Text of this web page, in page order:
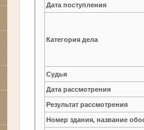
Дата поступления
Категория дела
Судья
Дата рассмотрения
Результат рассмотрения
Номер здания, название